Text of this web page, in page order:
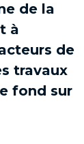
de la
à
de
travaux
fond sur